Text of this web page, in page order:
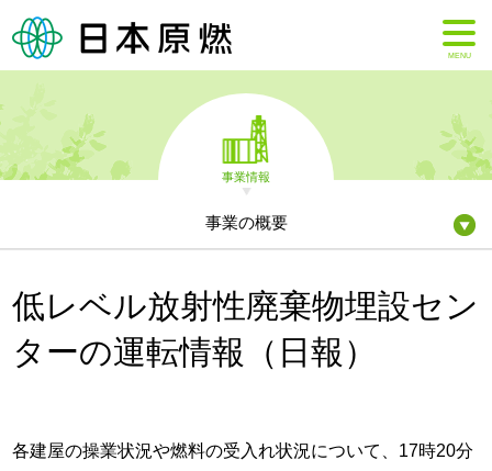
MENU
事業情報
事業の概要
低レベル放射性廃棄物埋設セン
ターの運転情報（日報）
各建屋の操業状況や燃料の受入れ状況について、17時20分